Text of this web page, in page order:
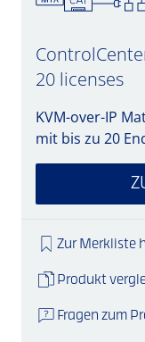
20 licenses
KVM-over-IP
mit bis zu 20
Zur Merkliste
Produkt
Fragen zum